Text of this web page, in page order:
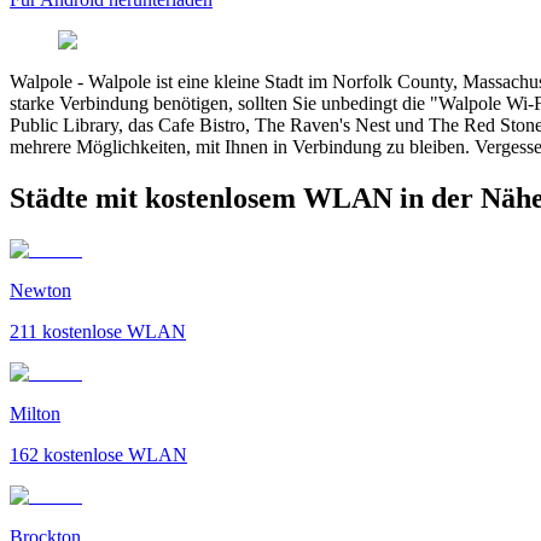
Walpole - Walpole ist eine kleine Stadt im Norfolk County,
starke Verbindung benötigen, sollten Sie unbedingt die "Walpole
Public Library, das Cafe Bistro, The Raven's Nest und The Red
mehrere Möglichkeiten, mit Ihnen in Verbindung zu bleiben.
Städte mit kostenlosem WLAN in der
Newton
211 kostenlose WLAN
Milton
162 kostenlose WLAN
Brockton